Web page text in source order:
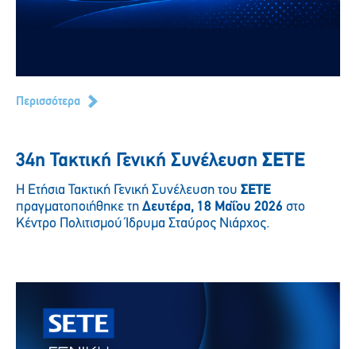
Περισσότερα
34η Τακτική Γενική Συνέλευση ΣΕΤΕ
Η Ετήσια Τακτική Γενική Συνέλευση του ΣΕΤΕ
πραγματοποιήθηκε τη Δευτέρα, 18 Μαΐου 2026 στο
Κέντρο Πολιτισμού Ίδρυμα Σταύρος Νιάρχος.